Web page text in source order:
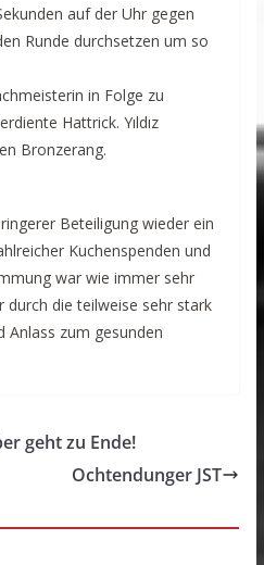
auf der Uhr gegen
Runde durchsetzen um so
in Folge zu
Hattrick. Yıldız
Bronzerang.
Beteiligung wieder ein
Kuchenspenden und
war wie immer sehr
die teilweise sehr stark
Anlass zum gesunden
geht zu Ende!
Ochtendunger JST